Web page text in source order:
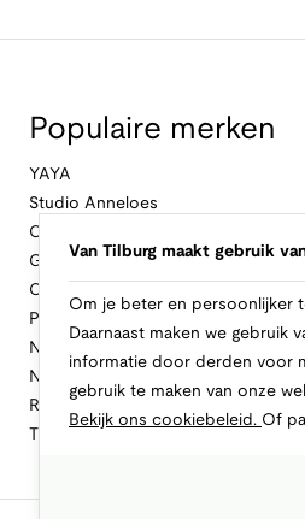
Populaire merken
YAYA
Studio Anneloes
Cambio
Geisha
Cast Iron
Profuomo
No Excess
New Balance
Rinascimento
Tramontana
Van Tilburg maakt gebruik
Om je beter en persoonlijker
Daarnaast maken we gebruik
informatie door derden voor
gebruik te maken van onze
Bekijk ons cookiebeleid. Of